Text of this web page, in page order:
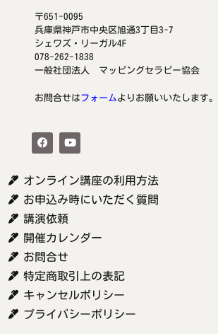
〒651-0095
兵庫県神戸市中央区旭通3丁目3-7
シェワズ・リーガル4F
078-262-1838
一般社団法人 マッピングセラピー協会
お問合せはフォーム よりお願いいたします。
オンライン講座の利用方法
お申込み時にいただく質問
講演依頼
開催カレンダー
お問合せ
特定商取引上の表記
キャンセルポリシー
プライバシーポリシー